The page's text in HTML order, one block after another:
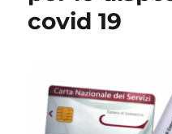
covid 19